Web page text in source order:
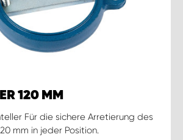
120 MM
Für die sichere Arretierung des
mm in jeder Position.